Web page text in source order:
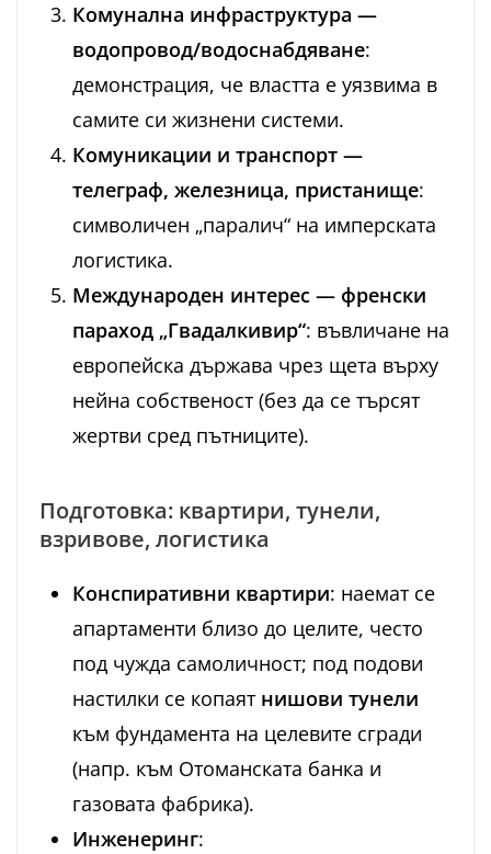
Комунална инфраструктура —
водопровод/водоснабдяване:
демонстрация, че властта е уязвима в
самите си жизнени системи.
Комуникации и транспорт —
телеграф, железница, пристанище:
символичен „паралич“ на имперската
логистика.
Международен интерес — френски
параход „Гвадалкивир“: въвличане на
европейска държава чрез щета върху
нейна собственост (без да се търсят
жертви сред пътниците).
Подготовка: квартири, тунели,
взривове, логистика
Конспиративни квартири: наемат се
апартаменти близо до целите, често
под чужда самоличност; под подови
настилки се копаят нишови тунели
към фундамента на целевите сгради
(напр. към Отоманската банка и
газовата фабрика).
Инженеринг: